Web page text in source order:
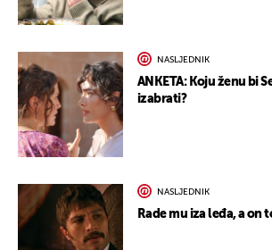
NASLJEDNIK
ANKETA: Koju ženu bi
izabrati?
NASLJEDNIK
Rade mu iza leđa, a on